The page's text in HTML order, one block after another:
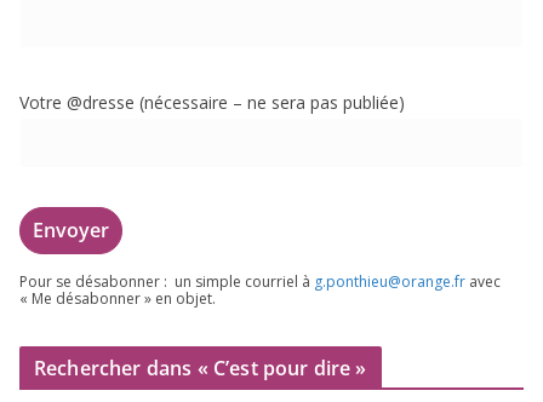
Votre @dresse (néces­saire – ne sera pas publiée)
Pour se désa­bon­ner : un simple cour­riel à g.​ponthieu@​orange.​fr avec
« Me désa­bon­ner » en objet.
Rechercher dans « C’est pour dire »